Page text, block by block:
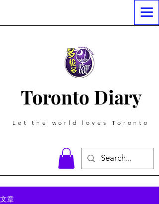
Toronto Diary
Let the world loves Toronto
文章